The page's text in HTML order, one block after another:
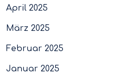
April 2025
März 2025
Februar 2025
Januar 2025